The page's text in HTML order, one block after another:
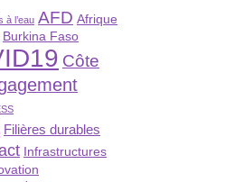
à l’eau AFD Afrique
Burkina Faso
Côte
Filières durables
Infrastructures